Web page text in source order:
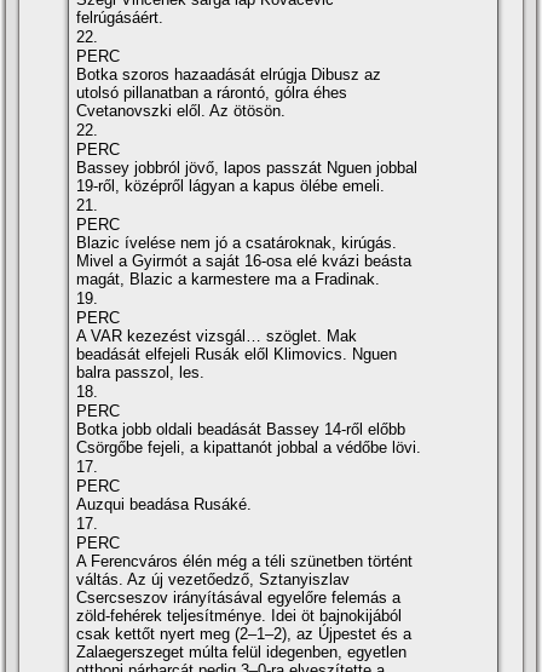
felrúgásáért.
22.
PERC
Botka szoros hazaadását elrúgja Dibusz az
utolsó pillanatban a rárontó, gólra éhes
Cvetanovszki elől. Az ötösön.
22.
PERC
Bassey jobbról jövő, lapos passzát Nguen jobbal
19-ről, középről lágyan a kapus ölébe emeli.
21.
PERC
Blazic ívelése nem jó a csatároknak, kirúgás.
Mivel a Gyirmót a saját 16-osa elé kvázi beásta
magát, Blazic a karmestere ma a Fradinak.
19.
PERC
A VAR kezezést vizsgál… szöglet. Mak
beadását elfejeli Rusák elől Klimovics. Nguen
balra passzol, les.
18.
PERC
Botka jobb oldali beadását Bassey 14-ről előbb
Csörgőbe fejeli, a kipattanót jobbal a védőbe lövi.
17.
PERC
Auzqui beadása Rusáké.
17.
PERC
A Ferencváros élén még a téli szünetben történt
váltás. Az új vezetőedző, Sztanyiszlav
Csercseszov irányításával egyelőre felemás a
zöld-fehérek teljesítménye. Idei öt bajnokijából
csak kettőt nyert meg (2–1–2), az Újpestet és a
Zalaegerszeget múlta felül idegenben, egyetlen